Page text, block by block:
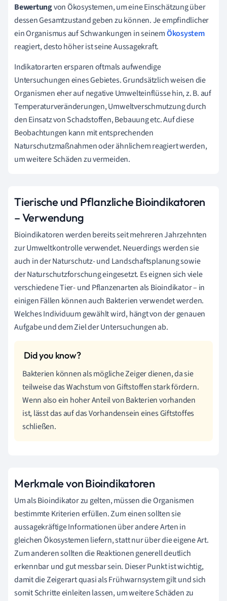
Bewertungvon Ökosystemen, um eine Einschätzung über
dessen Gesamtzustand geben zu können. Je empfindlicher
ein Organismus auf Schwankungen in seinemÖkosystem
reagiert, desto höher ist seine Aussagekraft.
Indikatorarten ersparen oftmals aufwendige
Untersuchungen eines Gebietes. Grundsätzlich weisen die
Organismen eher auf negative Umwelteinflüsse hin, z. B. auf
Temperaturveränderungen, Umweltverschmutzung durch
den Einsatz von Schadstoffen, Bebauung etc. Auf diese
Beobachtungen kann mit entsprechenden
Naturschutzmaßnahmen oder ähnlichem reagiert werden,
um weitere Schäden zu vermeiden.
Tierische und Pflanzliche Bioindikatoren
– Verwendung
Bioindikatoren werden bereits seit mehreren Jahrzehnten
zur Umweltkontrolle verwendet. Neuerdings werden sie
auch in der Naturschutz- und Landschaftsplanung sowie
der Naturschutzforschung eingesetzt. Es eignen sich viele
verschiedene Tier- und Pflanzenarten als Bioindikator – in
einigen Fällen können auch Bakterien verwendet werden.
Welches Individuum gewählt wird, hängt von der genauen
Aufgabe und dem Ziel der Untersuchungen ab.
Bakterien können als mögliche Zeiger dienen, da sie
teilweise das Wachstum von Giftstoffen stark fördern.
Wenn also ein hoher Anteil von Bakterien vorhanden
ist, lässt das auf das Vorhandensein eines Giftstoffes
schließen.
Merkmale von Bioindikatoren
Um als Bioindikator zu gelten, müssen die Organismen
bestimmte Kriterien erfüllen. Zum einen sollten sie
aussagekräftige Informationen über andere Arten in
gleichen Ökosystemen liefern, statt nur über die eigene Art.
Zum anderen sollten die Reaktionen generell deutlich
erkennbar und gut messbar sein. Dieser Punkt ist wichtig,
damit die Zeigerart quasi als Frühwarnsystem gilt und sich
somit Schritte einleiten lassen, um weitere Schäden zu